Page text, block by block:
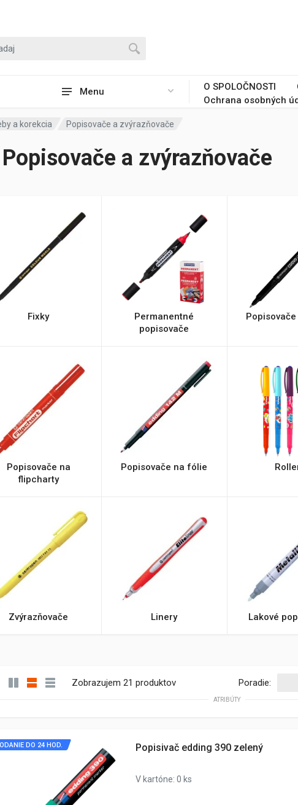
Menu O SPOLOČNOSTI
Ochrana osobných
a korekcia Popisovače a zvýrazňovače
Popisovače a zvýrazňovače
Fixky
Permanentné
popisovače
Popisovače
Popisovače na
flipcharty
Popisovače na fólie
Zvýrazňovače Linery Lakové
Zobrazujem 21 produktov Poradie:
ATRIBÚTY
DO 24 HOD. Popisivač edding 390 zelený
V kartóne: 0 ks